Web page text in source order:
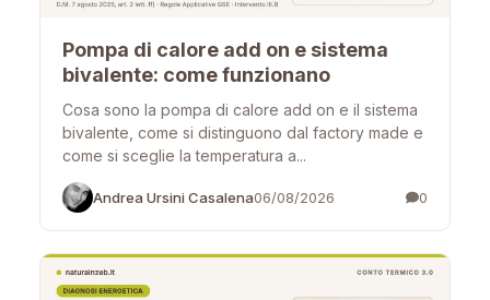
Pompa di calore add on e sistema
bivalente: come funzionano
Cosa sono la pompa di calore add on e il sistema
bivalente, come si distinguono dal factory made e
come si sceglie la temperatura a...
Andrea Ursini Casalena06/08/2026 0